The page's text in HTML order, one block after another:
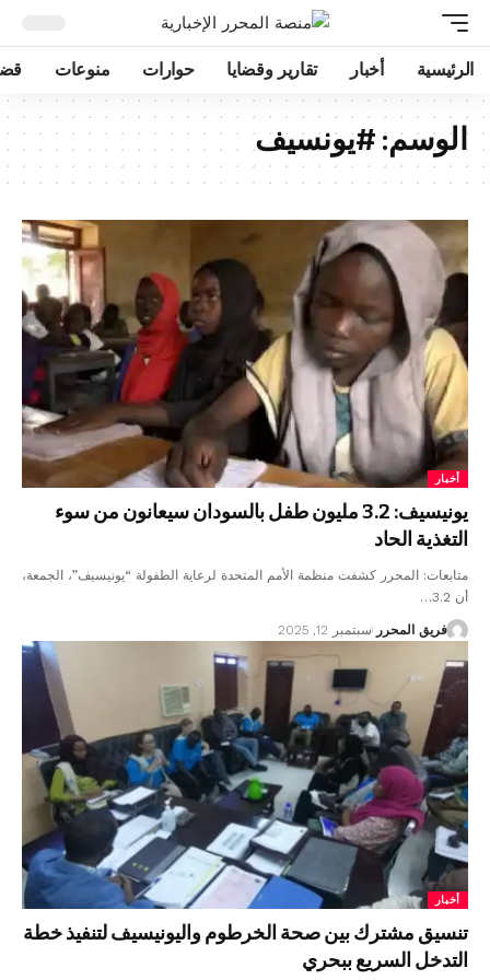
الرئيسية أخبار تقارير وقضايا حوارات منوعات
الوسم: #يونسيف
أخبار
يونيسيف: 3.2 مليون طفل بالسودان سيعانون من سوء
التغذية الحاد
متابعات: المحرر كشفت منظمة الأمم المتحدة لرعاية الطفولة “يونيسيف”، الجمعة،
أن 3.2…
فريق المحرر سبتمبر 12, 2025
أخبار
تنسيق مشترك بين صحة الخرطوم واليونيسيف لتنفيذ خطة
التدخل السريع ببحري